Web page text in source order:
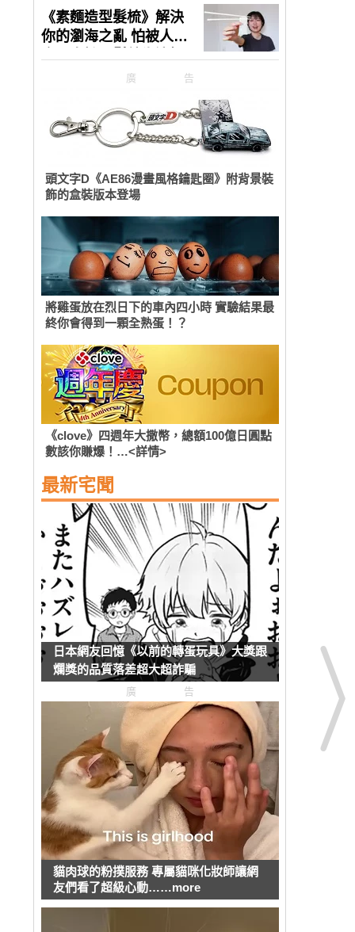
廣告
頭文字D《AE86漫畫風格鑰匙圈》附背景裝
飾的盒裝版本登場
將雞蛋放在烈日下的車內四小時 實驗結果最
終你會得到一顆全熟蛋！？
《clove》四週年大撒幣，總額100億日圓點
數該你賺爆！…<詳情>
最新宅聞
日本網友回憶《以前的轉蛋玩具》大獎跟
爛獎的品質落差超大超詐騙
廣告
貓肉球的粉撲服務 專屬貓咪化妝師讓網
友們看了超級心動……more